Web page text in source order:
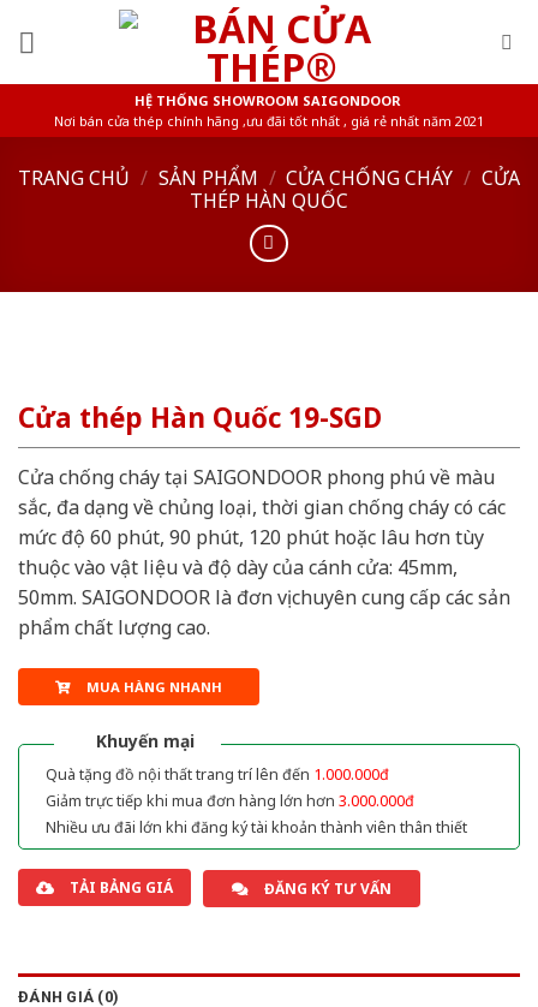
HỆ THỐNG SHOWROOM SAIGONDOOR
Nơi bán cửa thép chính hãng ,ưu đãi tốt nhất , giá rẻ nhất năm 2021
TRANG CHỦ / SẢN PHẨM / CỬA CHỐNG CHÁY / CỬA
THÉP HÀN QUỐC
Cửa thép Hàn Quốc 19-SGD
Cửa chống cháy tại SAIGONDOOR phong phú về màu
sắc, đa dạng về chủng loại, thời gian chống cháy có các
mức độ 60 phút, 90 phút, 120 phút hoặc lâu hơn tùy
thuộc vào vật liệu và độ dày của cánh cửa: 45mm,
50mm. SAIGONDOOR là đơn vị chuyên cung cấp các sản
phẩm chất lượng cao.
MUA HÀNG NHANH
Khuyến mại
Quà tặng đồ nội thất trang trí lên đến 1.000.000đ
Giảm trực tiếp khi mua đơn hàng lớn hơn 3.000.000đ
Nhiều ưu đãi lớn khi đăng ký tài khoản thành viên thân thiết
TẢI BẢNG GIÁ ĐĂNG KÝ TƯ VẤN
ĐÁNH GIÁ (0)